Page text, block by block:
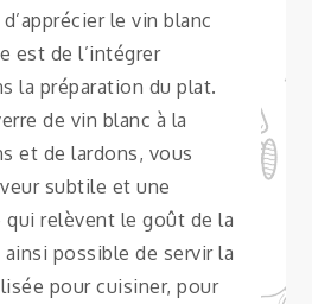
le vin blanc
est de l’intégrer
la préparation du plat.
de vin blanc à la
et de lardons, vous
subtile et une
qui relèvent le goût de la
possible de servir la
pour cuisiner, pour